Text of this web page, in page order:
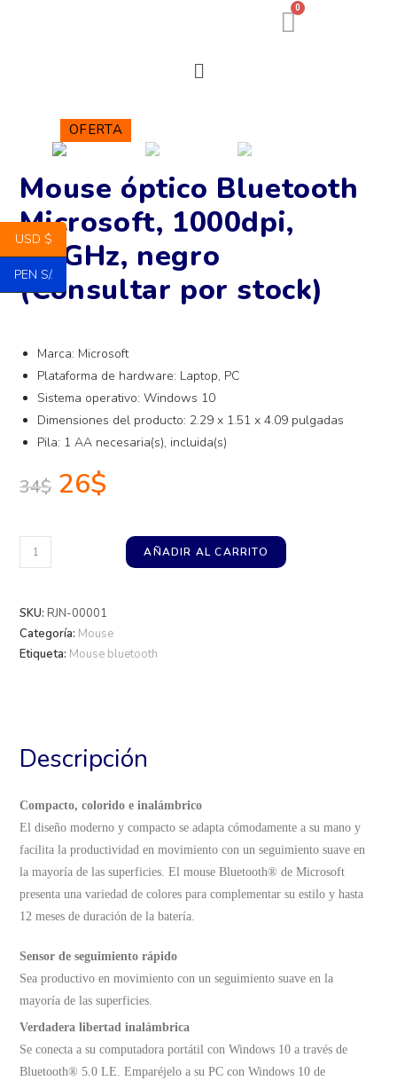
0
OFERTA
Mouse óptico Bluetooth
Microsoft, 1000dpi,
2.4GHz, negro
(Consultar por stock)
Marca: Microsoft
Plataforma de hardware: Laptop, PC
Sistema operativo: Windows 10
Dimensiones del producto: 2.29 x 1.51 x 4.09 pulgadas
Pila: 1 AA necesaria(s), incluida(s)
34$ 26$
AÑADIR AL CARRITO
SKU: RJN-00001
Categoría: Mouse
Etiqueta: Mouse bluetooth
Descripción
Compacto, colorido e inalámbrico
El diseño moderno y compacto se adapta cómodamente a su mano y
facilita la productividad en movimiento con un seguimiento suave en
la mayoría de las superficies. El mouse Bluetooth® de Microsoft
presenta una variedad de colores para complementar su estilo y hasta
12 meses de duración de la batería.
Sensor de seguimiento rápido
Sea productivo en movimiento con un seguimiento suave en la
mayoría de las superficies.
Verdadera libertad inalámbrica
Se conecta a su computadora portátil con Windows 10 a través de
Bluetooth® 5.0 LE. Emparéjelo a su PC con Windows 10 de
USD $
PEN S/.